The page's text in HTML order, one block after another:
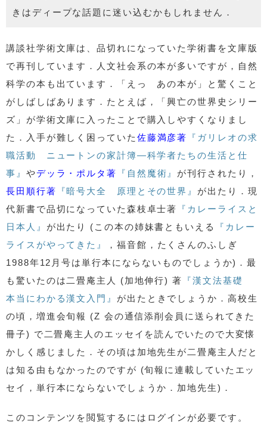
きはディープな話題に迷い込むかもしれません．
講談社学術文庫は、品切れになっていた学術書を文庫版
で再刊しています．人文社会系の本が多いですが，自然
科学の本も出ています．「えっ あの本が」と驚くこと
がしばしばあります．たとえば，「興亡の世界史シリー
ズ」が学術文庫に入ったことで購入しやすくなりまし
た．入手が難しく困っていた 佐藤満彦著
『ガリレオの求
職活動 ニュートンの家計簿—科学者たちの生活と仕
事』 やデッラ・ポルタ著 『自然魔術』 が刊行されたり，
長田順行著 『暗号大全 原理とその世界』 が出たり．現
代新書で品切になっていた森枝卓士著
『カレーライスと
日本人』 が出たり (この本の姉妹書ともいえる
『カレー
ライスがやってきた』
，福音館，たくさんのふしぎ
1988年12月号は単行本にならないものでしょうか)．最
も驚いたのは二畳庵主人 (加地伸行) 著
『漢文法基礎
本当にわかる漢文入門』 が出たときでしょうか．高校生
の頃，増進会旬報 (Z 会の通信添削会員に送られてきた
冊子) で二畳庵主人のエッセイを読んでいたので大変懐
かしく感じました．その頃は加地先生が二畳庵主人だと
は知る由もなかったのですが (旬報に連載していたエッ
セイ，単行本にならないでしょうか．加地先生)．
このコンテンツを閲覧するにはログインが必要です。